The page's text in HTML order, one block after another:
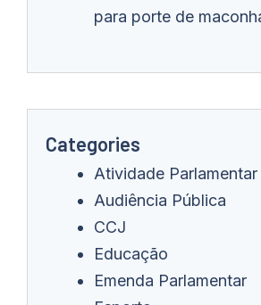
para porte de
Categories
Atividade Parlamentar
Audiência Pública
CCJ
Educação
Emenda Parlamentar